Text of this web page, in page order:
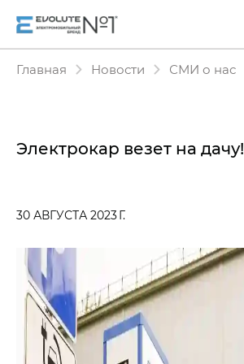
Главная Новости СМИ о нас
Электрокар везет на дачу!
30 АВГУСТА 2023 Г.